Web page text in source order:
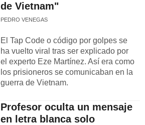
de Vietnam"
PEDRO VENEGAS
El Tap Code o código por golpes se
ha vuelto viral tras ser explicado por
el experto Eze Martínez. Así era como
los prisioneros se comunicaban en la
guerra de Vietnam.
Profesor oculta un mensaje
en letra blanca solo